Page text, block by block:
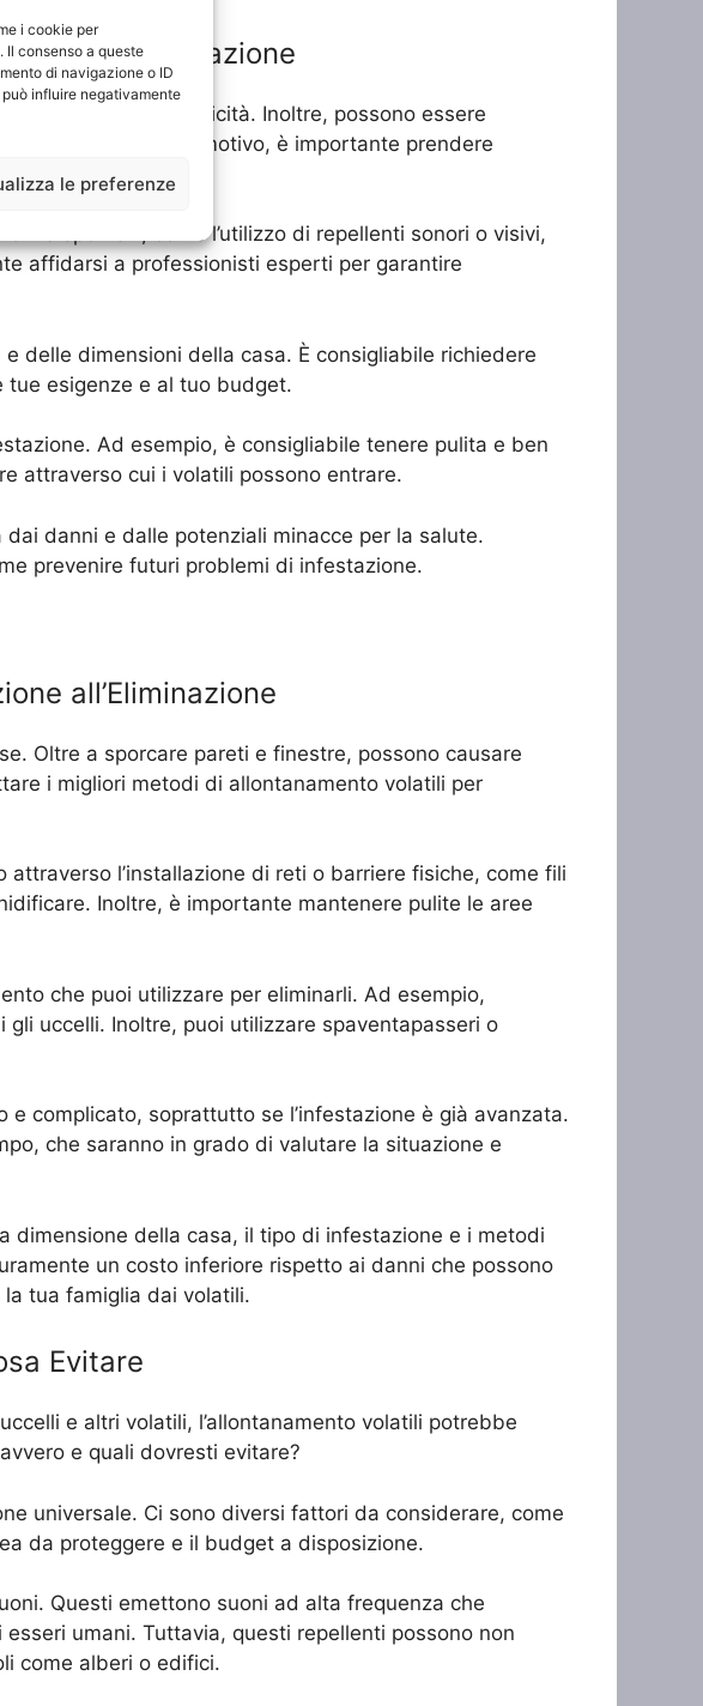
i cookie per
Il consenso a queste
di navigazione o ID
influire negativamente
le preferenze
di Infestazione
e persino elettricità. Inoltre, possono essere
Per questo motivo, è importante prendere
disponibili, come l’utilizzo di repellenti sonori o visivi,
affidarsi a professionisti esperti per garantire
delle dimensioni della casa. È consigliabile richiedere
tue esigenze e al tuo budget.
Ad esempio, è consigliabile tenere pulita e ben
attraverso cui i volatili possono entrare.
danni e dalle potenziali minacce per la salute.
prevenire futuri problemi di infestazione.
all’Eliminazione
Oltre a sporcare pareti e finestre, possono causare
i migliori metodi di allontanamento volatili per
l’installazione di reti o barriere fisiche, come fili
Inoltre, è importante mantenere pulite le aree
che puoi utilizzare per eliminarli. Ad esempio,
uccelli. Inoltre, puoi utilizzare spaventapasseri o
complicato, soprattutto se l’infestazione è già avanzata.
che saranno in grado di valutare la situazione e
dimensione della casa, il tipo di infestazione e i metodi
un costo inferiore rispetto ai danni che possono
tua famiglia dai volatili.
Evitare
e altri volatili, l’allontanamento volatili potrebbe
e quali dovresti evitare?
universale. Ci sono diversi fattori da considerare, come
da proteggere e il budget a disposizione.
Questi emettono suoni ad alta frequenza che
umani. Tuttavia, questi repellenti possono non
come alberi o edifici.